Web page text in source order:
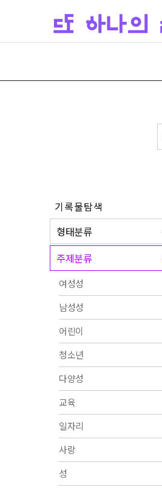
기록물탐색
형태분류
주제분류
여성성
남성성
어린이
청소년
다양성
교육
일자리
사랑
성